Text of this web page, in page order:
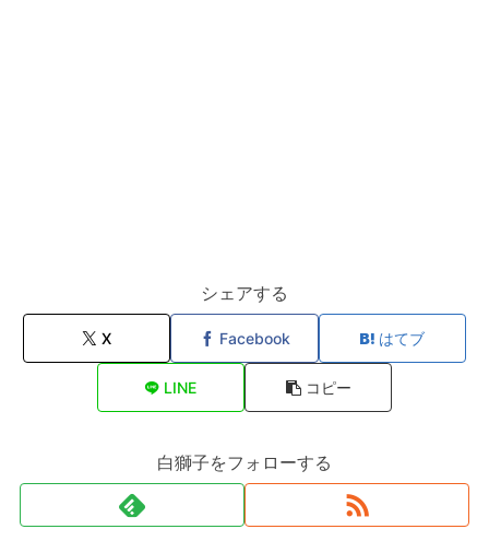
シェアする
X Facebook はてブ
LINE コピー
白獅子をフォローする